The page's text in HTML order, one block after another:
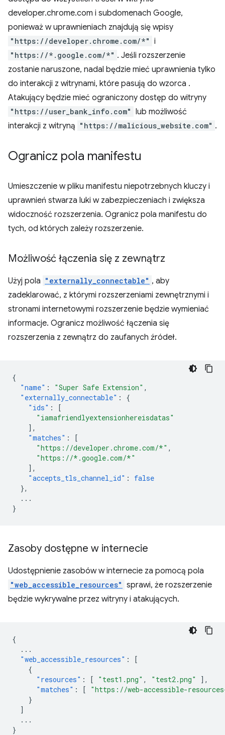
developer.chrome.com i subdomenach Google,
ponieważ w uprawnieniach znajdują się wpisy
"https://developer.chrome.com/*" i
"https://*.google.com/*" . Jeśli rozszerzenie
zostanie naruszone, nadal będzie mieć uprawnienia tylko
do interakcji z witrynami, które pasują do wzorca .
Atakujący będzie mieć ograniczony dostęp do witryny
"https://user_bank_info.com" lub możliwość
interakcji z witryną "https://malicious_website.com" .
Ogranicz pola manifestu
Umieszczenie w pliku manifestu niepotrzebnych kluczy i
uprawnień stwarza luki w zabezpieczeniach i zwiększa
widoczność rozszerzenia. Ogranicz pola manifestu do
tych, od których zależy rozszerzenie.
Możliwość łączenia się z zewnątrz
Użyj pola "externally_connectable" , aby
zadeklarować, z którymi rozszerzeniami zewnętrznymi i
stronami internetowymi rozszerzenie będzie wymieniać
informacje. Ogranicz możliwość łączenia się
rozszerzenia z zewnątrz do zaufanych źródeł.
{
"name" : "Super Safe Extension" ,
"externally_connectable" :
{
"ids" :
[
"iamafriendlyextensionhereisdatas"
],
"matches" :
[
"https://developer.chrome.com/*" ,
"https://*.google.com/*"
],
"accepts_tls_channel_id" :
false
},
...
}
Zasoby dostępne w internecie
Udostępnienie zasobów w internecie za pomocą pola
"web_accessible_resources" sprawi, że rozszerzenie
będzie wykrywalne przez witryny i atakujących.
{
...
"web_accessible_resources" :
[
{
"resources" : [ "test1.png" , "test2.png"
],
"matches" : [
"https://web-accessible-
}
]
...
}